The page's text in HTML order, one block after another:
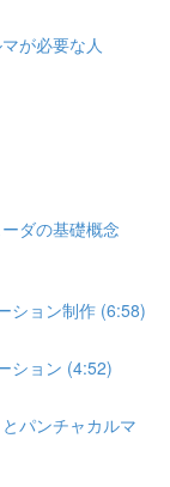
が必要な人
ダの基礎概念
ション制作 (6:58)
ション (4:52)
パンチャカルマ